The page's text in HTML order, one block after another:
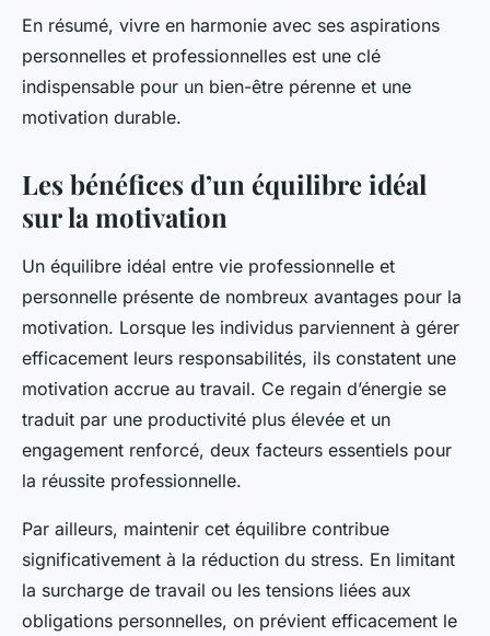
En résumé, vivre en harmonie avec ses aspirations
personnelles et professionnelles est une clé
indispensable pour un bien-être pérenne et une
motivation durable.
Les bénéfices d’un équilibre idéal
sur la motivation
Un équilibre idéal entre vie professionnelle et
personnelle présente de nombreux avantages pour la
motivation. Lorsque les individus parviennent à gérer
efficacement leurs responsabilités, ils constatent une
motivation accrue au travail. Ce regain d’énergie se
traduit par une productivité plus élevée et un
engagement renforcé, deux facteurs essentiels pour
la réussite professionnelle.
Par ailleurs, maintenir cet équilibre contribue
significativement à la réduction du stress. En limitant
la surcharge de travail ou les tensions liées aux
obligations personnelles, on prévient efficacement le